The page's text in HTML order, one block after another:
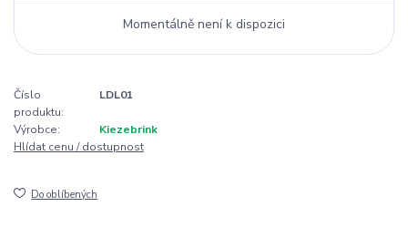
Momentálně není k dispozici
Číslo
produktu:
LDL01
Výrobce:
Kiezebrink
Hlídat cenu / dostupnost
Do oblíbených